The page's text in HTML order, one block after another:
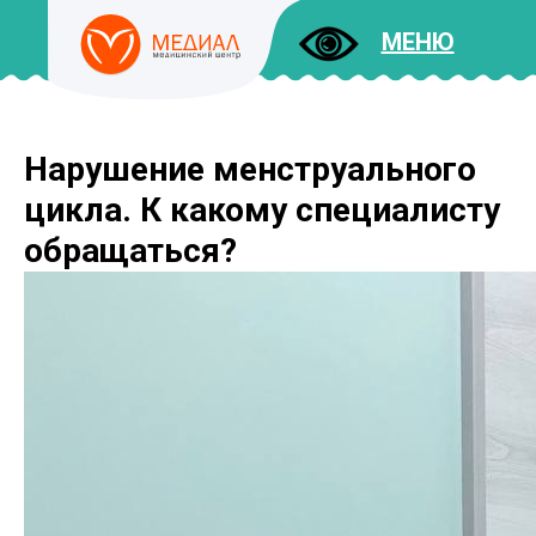
МЕНЮ
ДОКУМЕНТЫ
И ЦЕНЫ
Нарушение менструального
цикла. К какому специалисту
обращаться?